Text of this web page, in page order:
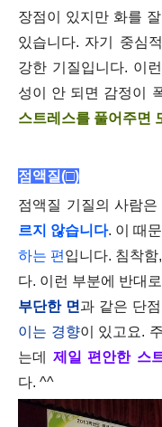
장점이 있지만 화를
있습니다. 자기 중심
강한 기질입니다. 이
성이 안 되면 감정이
스트레스를 풀어주면
점액질(□)
점액질 기질의 사람
르지 않습니다. 이 때문
하는 편 입니다. 침착함
다. 이런 부분에 반대
부단한 면 과 같은 단
이는 경향이 있고요.
는데 제일 편안한 스
다. ^^